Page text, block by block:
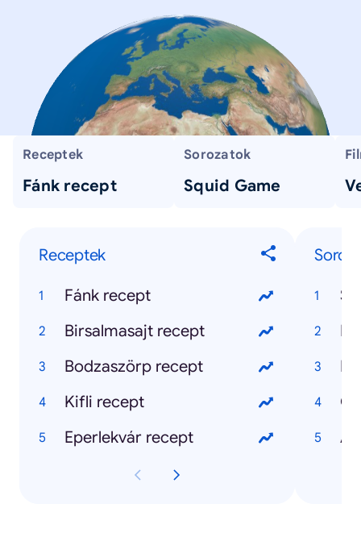
Receptek
Fánk recept
Sorozatok
Squid Game
Receptek
Fánk recept
Birsalmasajt recept
Bodzaszörp recept
Kifli recept
Eperlekvár recept
A